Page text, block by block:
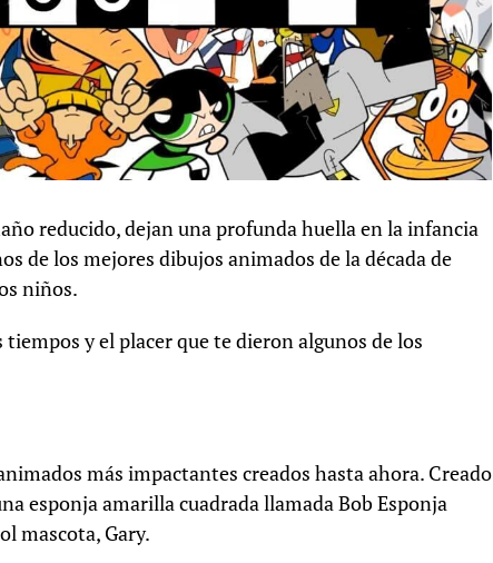
reducido, dejan una profunda huella en la infancia
de los mejores dibujos animados de la década de
niños.
y el placer que te dieron algunos de los
más impactantes creados hasta ahora. Creado
esponja amarilla cuadrada llamada Bob Esponja
mascota, Gary.